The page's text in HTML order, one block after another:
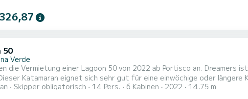
50
Verde
die Vermietung einer Lagoon 50 von 2022 ab Portisco an. Dreamers
Katamaran eignet sich sehr gut für eine einwöchige oder längere Kreuzfahrt. Das Boot verfügt
und bietet Platz für 14 Personen. Mit einer Gesamtlänge von 15
Skipper obligatorisch 14 Pers. 6 Kabinen 2022 14.75 m